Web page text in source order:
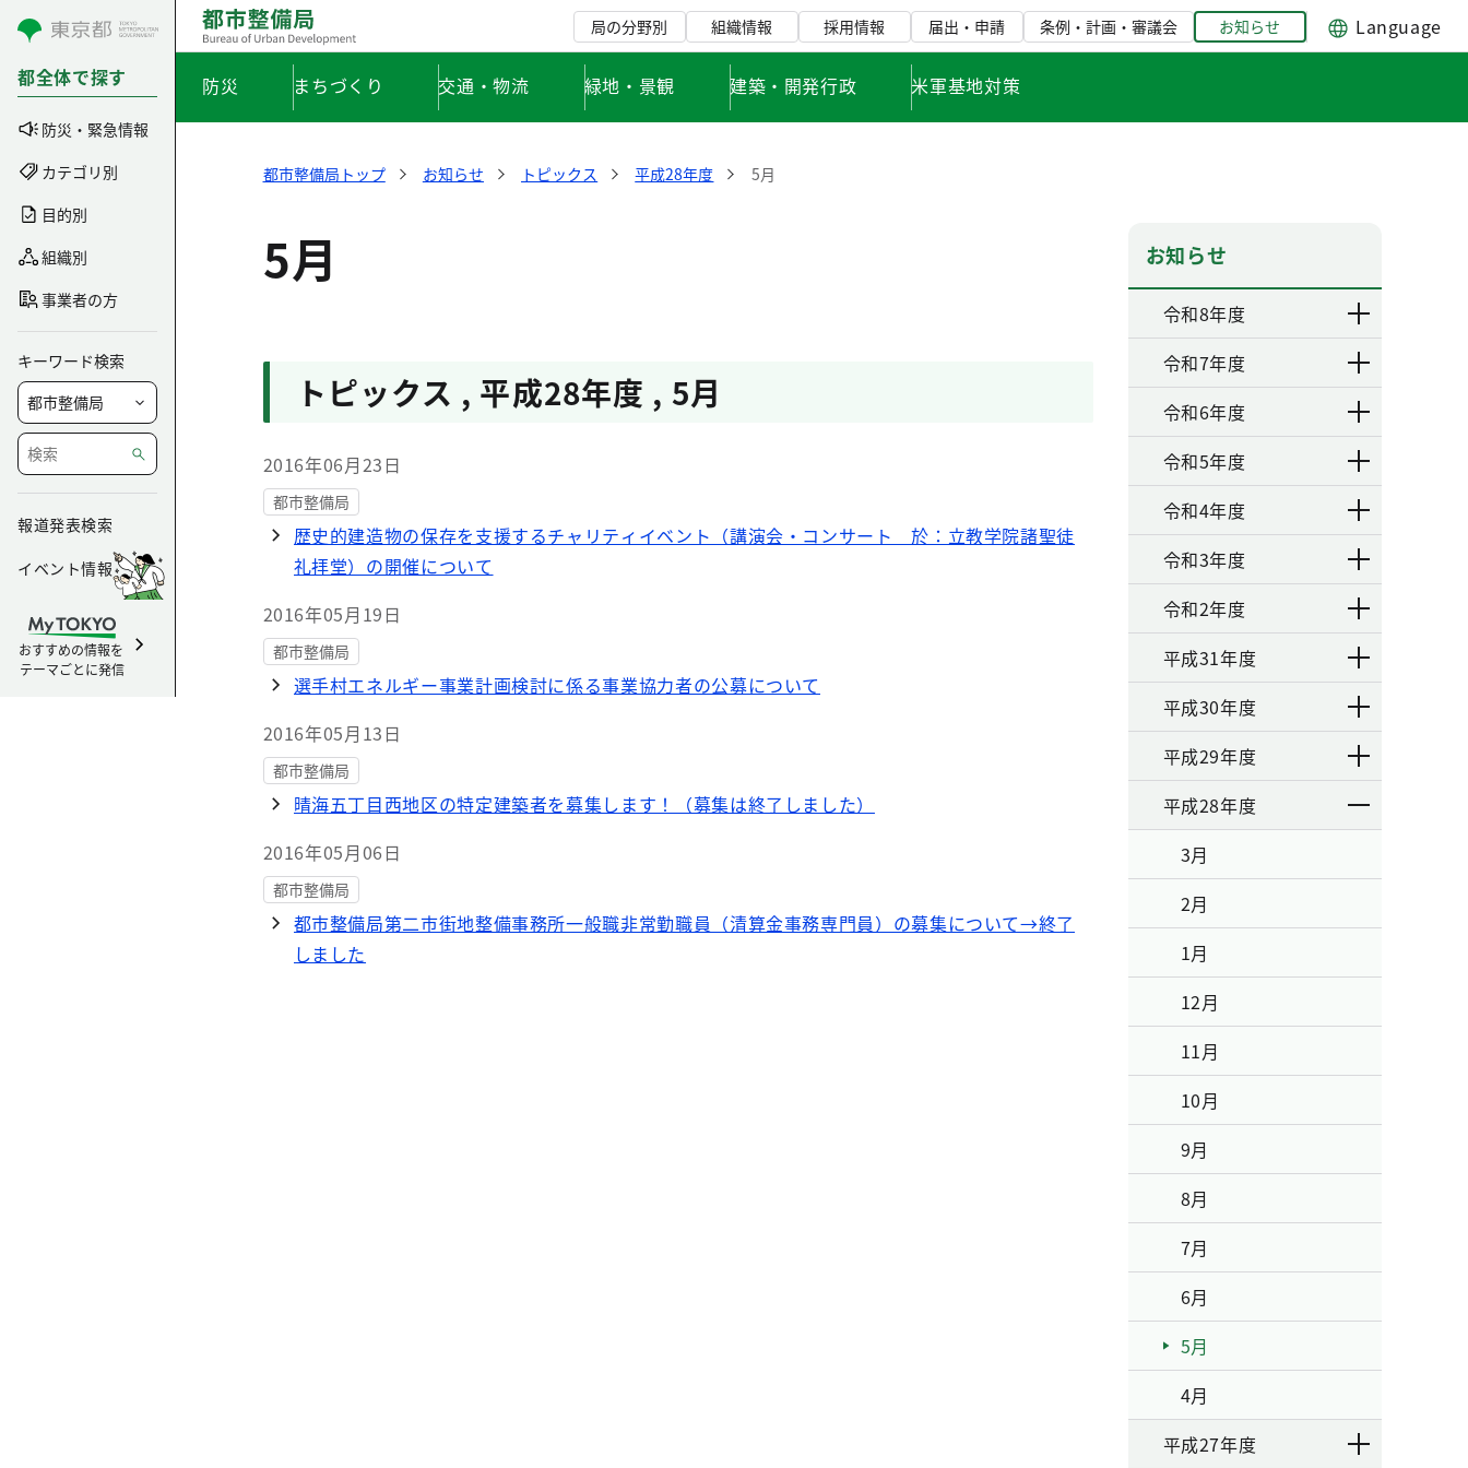
コンテンツにスキップ
都全体で探す
防災・緊急情報
カテゴリ別
目的別
組織別
事業者の方
キーワード検索
報道発表検索
イベント情報
おすすめの情報を
テーマごとに発信
局の分野別 組織情報 採用情報 届出・申請 条例・計画・審議会 お知らせ Language
防災 まちづくり 交通・物流 緑地・景観 建築・開発行政 米軍基地対策
都市整備局トップ お知らせ トピックス 平成28年度 5月
5月
トピックス , 平成28年度 , 5月
2016年06月23日
都市整備局
歴史的建造物の保存を支援するチャリティイベント（講演会・コンサート 於：立教学院諸聖徒
礼拝堂）の開催について
2016年05月19日
都市整備局
選手村エネルギー事業計画検討に係る事業協力者の公募について
2016年05月13日
都市整備局
晴海五丁目西地区の特定建築者を募集します！（募集は終了しました）
2016年05月06日
都市整備局
都市整備局第二市街地整備事務所一般職非常勤職員（清算金事務専門員）の募集について→終了
しました
お知らせ
令和8年度
令和7年度
令和6年度
令和5年度
令和4年度
令和3年度
令和2年度
平成31年度
平成30年度
平成29年度
平成28年度
3月
2月
1月
12月
11月
10月
9月
8月
7月
6月
5月
4月
平成27年度